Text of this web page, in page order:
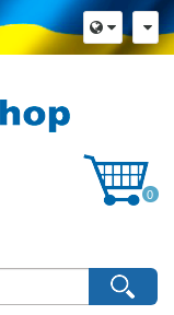
0
×
Українська
Закрыть